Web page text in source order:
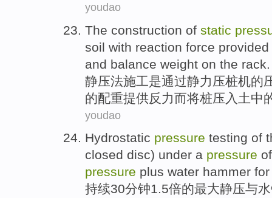
youdao
The construction of static
soil with reaction force provided
and balance weight on the rack
静压法施工是通过静力 压桩机的
的配重提供反力而将桩压 入土中
youdao
Hydrostatic pressure testing of
closed disc) under a pressure
pressure plus water hammer
持续30分钟1.5倍的最大静压与水